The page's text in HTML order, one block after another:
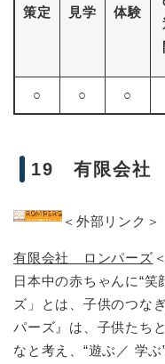
策定
見学
体験
○ ○ ○
19 有限会社
＜外部リンク＞
有限会社 ロンパーズ
日本中の赤ちゃんに“笑
ズ」とは、子供のつな
パーズ』は、子供たち
なと考え、“遊ぶ／ 学